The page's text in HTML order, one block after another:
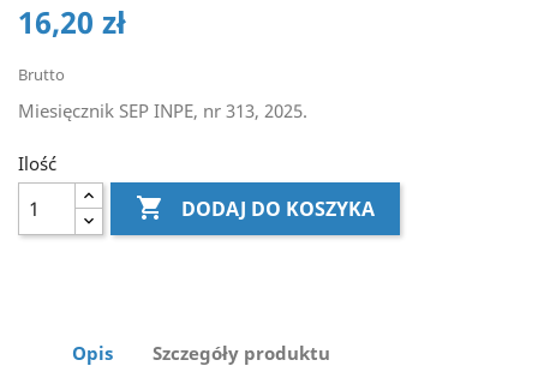
16,20 zł
Brutto
Miesięcznik SEP INPE, nr 313, 2025.
Ilość
 DODAJ DO KOSZYKA
Opis Szczegóły produktu